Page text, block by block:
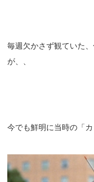
毎週欠かさず観ていた
が、、
今でも鮮明に当時の「